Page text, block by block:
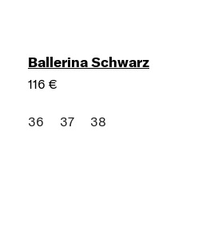
Ballerina Schwarz
116 €
36 37 38